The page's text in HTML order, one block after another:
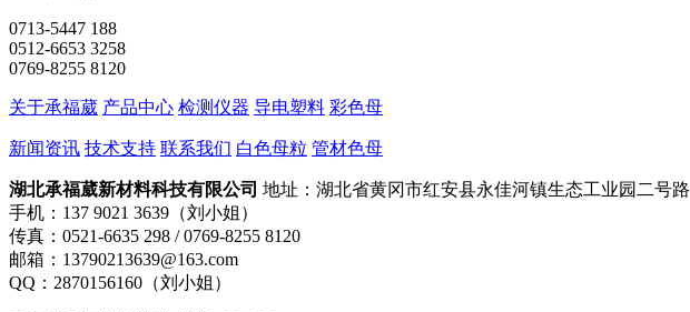
0713-5447 188
0512-6653 3258
0769-8255 8120
关于承福葳 产品中心 检测仪器 导电塑料 彩色母
新闻资讯 技术支持 联系我们 白色母粒 管材色母
湖北承福葳新材料科技有限公司 地址：湖北省黄冈市红安县永佳河镇生态工业园二号路
手机：137 9021 3639（刘小姐）
传真：0521-6635 298 / 0769-8255 8120
邮箱：13790213639@163.com
QQ：2870156160（刘小姐）